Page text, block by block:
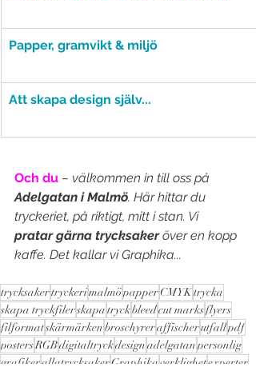
Papper, gramvikt & miljö
Att skapa design själv...
Och du – välkommen in till oss på
Adelgatan i Malmö. Här hittar du
tryckeriet, på riktigt, mitt i stan. Vi
pratar gärna trycksaker över en kopp
kaffe. Det kallar vi Graphika...
trycksakertryckerimalmöpapperCMYKtrycka
skapa tryckfilerskapatryckbleedcut marksflyers
filformatskärmärkenbroschyreraffischerutfallpdf
postersRGBdigitaltryckdesignadelgatanpersonlig
grafikerallatrycksakerGraphikaverklighetexperter